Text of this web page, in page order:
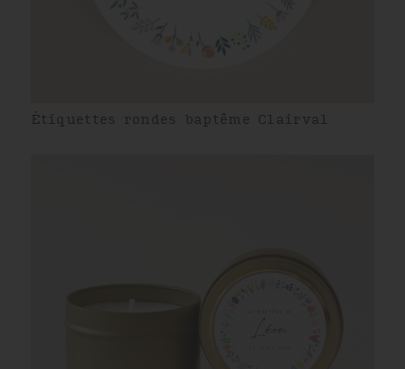
Étiquettes rondes baptême Clairval